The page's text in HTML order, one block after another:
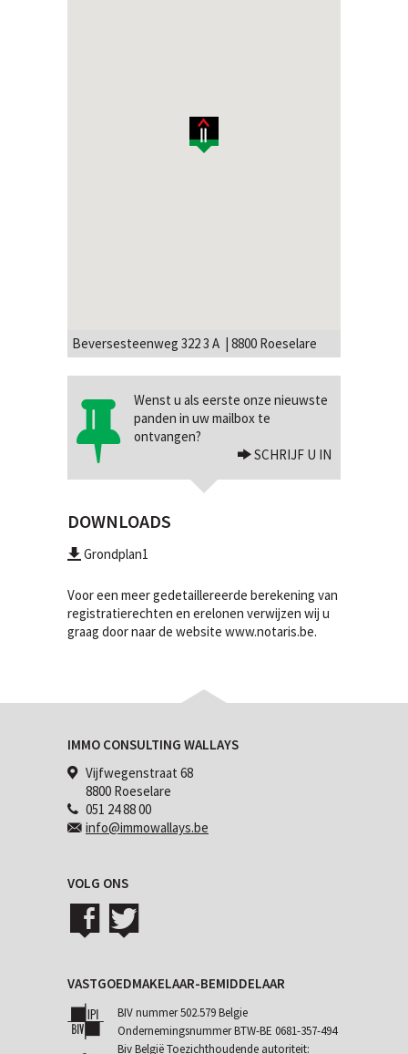
Beversesteenweg 322 3 A | 8800 Roeselare
Wenst u als eerste onze nieuwste
panden in uw mailbox te
ontvangen?
SCHRIJF U IN
DOWNLOADS
Grondplan1
Voor een meer gedetaillereerde berekening van
registratierechten en erelonen verwijzen wij u
graag door naar de website www.notaris.be.
IMMO CONSULTING WALLAYS
Vijfwegenstraat 68
8800 Roeselare
051 24 88 00
info@immowallays.be
VOLG ONS
VASTGOEDMAKELAAR-BEMIDDELAAR
BIV nummer 502.579 Belgie
Ondernemingsnummer BTW-BE 0681-357-494
Biv België Toezichthoudende autoriteit: